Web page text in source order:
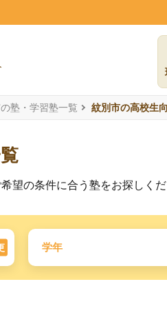
塾・学習塾一覧 紋別市の高校生
望の条件に合う塾をお探しくだ
学年